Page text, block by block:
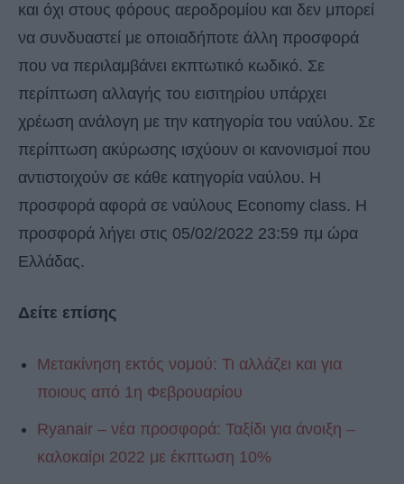
και όχι στους φόρους αεροδρομίου και δεν μπορεί
να συνδυαστεί με οποιαδήποτε άλλη προσφορά
που να περιλαμβάνει εκπτωτικό κωδικό. Σε
περίπτωση αλλαγής του εισιτηρίου υπάρχει
χρέωση ανάλογη με την κατηγορία του ναύλου. Σε
περίπτωση ακύρωσης ισχύουν οι κανονισμοί που
αντιστοιχούν σε κάθε κατηγορία ναύλου. Η
προσφορά αφορά σε ναύλους Economy class. Η
προσφορά λήγει στις 05/02/2022 23:59 πμ ώρα
Ελλάδας.
Δείτε επίσης
Μετακίνηση εκτός νομού: Τι αλλάζει και για
ποιους από 1η Φεβρουαρίου
Ryanair – νέα προσφορά: Ταξίδι για άνοιξη –
καλοκαίρι 2022 με έκπτωση 10%